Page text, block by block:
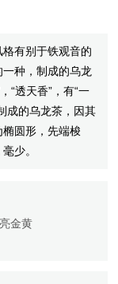
有别于铁观音的
种，制成的乌龙
“透天香”，有“一
成的乌龙茶，因其
圆形，先端梭
少。
金黄